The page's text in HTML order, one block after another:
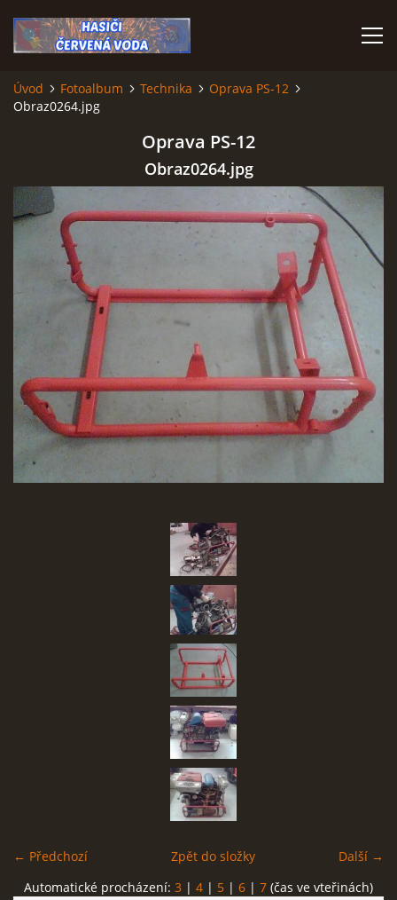
ÚVOD
VÝJEZDOVÁ JEDNOTKA
VÝJEZDY V ROCE 2026
KONTAKTY
MLADÍ HASIČI
HISTORIE SBORU
SBĚR VYSLOUŽILÉHO ELEKTROZAŘÍZENÍ
RADY V NOUZI, DŮLEŽITÉ TEL. ČÍSLA
English Deutsch
© 2026 eStránky.cz
Úvod Fotoalbum Technika
Oprava PS-12
Obraz0264.jpg
Oprava PS-12
Obraz0264.jpg
← Předchozí Další →
Zpět do složky
Automatické procházení: 3 | 4 | 5 | 6 | 7 (čas ve vteřinách)